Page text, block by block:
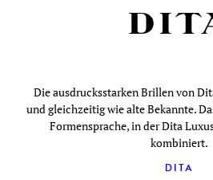
Die ausdrucksstarken Brillen von
und gleichzeitig wie alte Bekannte.
Formensprache, in der Dita
kombiniert.
DITA